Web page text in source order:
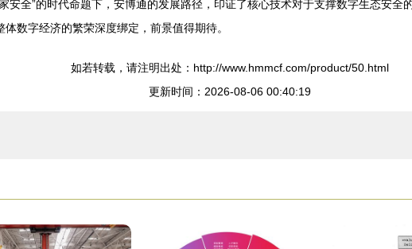
安全”的时代命题下，安博通的发展路径，印证了核心技术对于支撑数字生态安
数字经济的繁荣深度绑定，前景值得期待。
如若转载，请注明出处：http://www.hmmcf.com/product/50.html
更新时间：2026-08-06 00:40:19